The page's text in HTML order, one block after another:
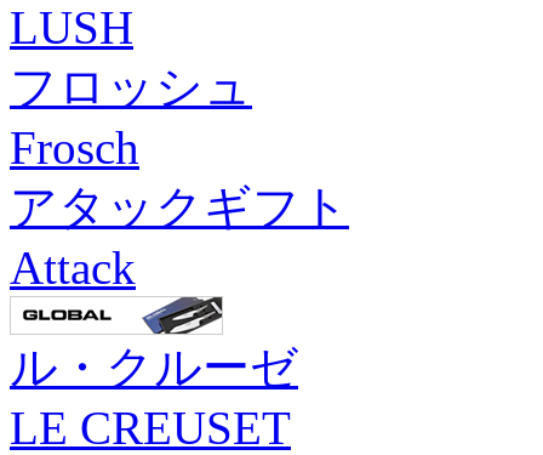
LUSH
フロッシュ
Frosch
アタックギフト
Attack
ル・クルーゼ
LE CREUSET